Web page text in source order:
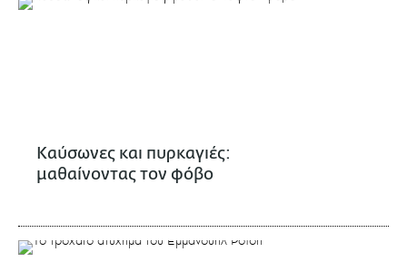
Καύσωνες και πυρκαγιές:
μαθαίνοντας τον φόβο